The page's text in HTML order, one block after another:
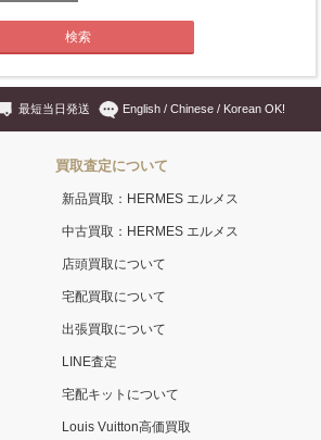
最短当日発送 English / Chinese / Korean OK!
買取査定について
新品買取：HERMES エルメス
中古買取：HERMES エルメス
店頭買取について
宅配買取について
出張買取について
LINE査定
宅配キットについて
Louis Vuitton高価買取